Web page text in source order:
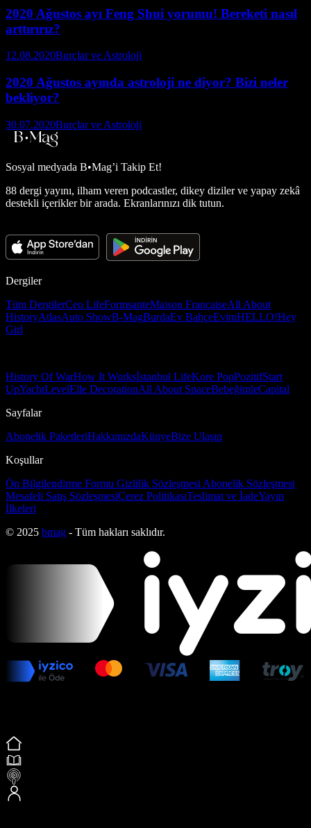
2020 Ağustos ayı Feng Shui yorumu! Bereketi nasıl
arttırırız?
12.08.2020Burçlar ve Astroloji
2020 Ağustos ayında astroloji ne diyor? Bizi neler
bekliyor?
30.07.2020Burçlar ve Astroloji
Sosyal medyada B•Mag’i Takip Et!
88 dergi yayını, ilham veren podcastler, dikey diziler ve yapay zekâ
destekli içerikler bir arada. Ekranlarınızı dik tutun.
Dergiler
Tüm DergilerCeo LifeFormsanteMaison FrançaiseAll About
HistoryAtlasAuto ShowB-MagBurdaEv BahçeEvimHELLO!Hey
Girl
History Of WarHow It Worksİstanbul LifeKore PopPozitifStart
UpYachtLevelElle DecorationAll About SpaceBebeğimleCapital
Sayfalar
Abonelik PaketleriHakkımızdaKünyeBize Ulaşın
Koşullar
Ön Bilgilendirme Formu Gizlilik Sözleşmesi Abonelik Sözleşmesi
Mesafeli Satış SözleşmesiÇerez PolitikasıTeslimat ve İadeYayın
İlkeleri
© 2025 bmag - Tüm hakları saklıdır.